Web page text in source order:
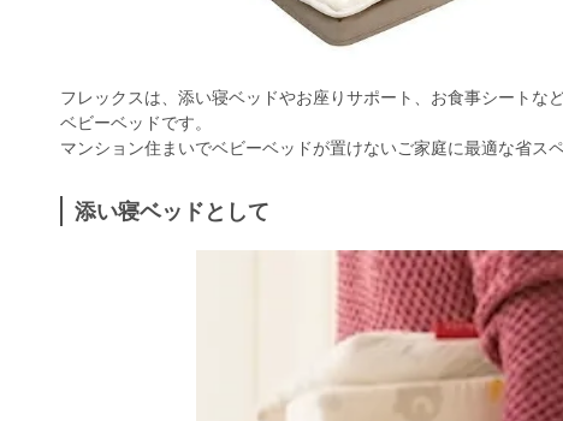
フレックスは、添い寝ベッドやお座りサポート、お食事シートな
ベビーベッドです。
マンション住まいでベビーベッドが置けないご家庭に最適な省ス
添い寝ベッドとして